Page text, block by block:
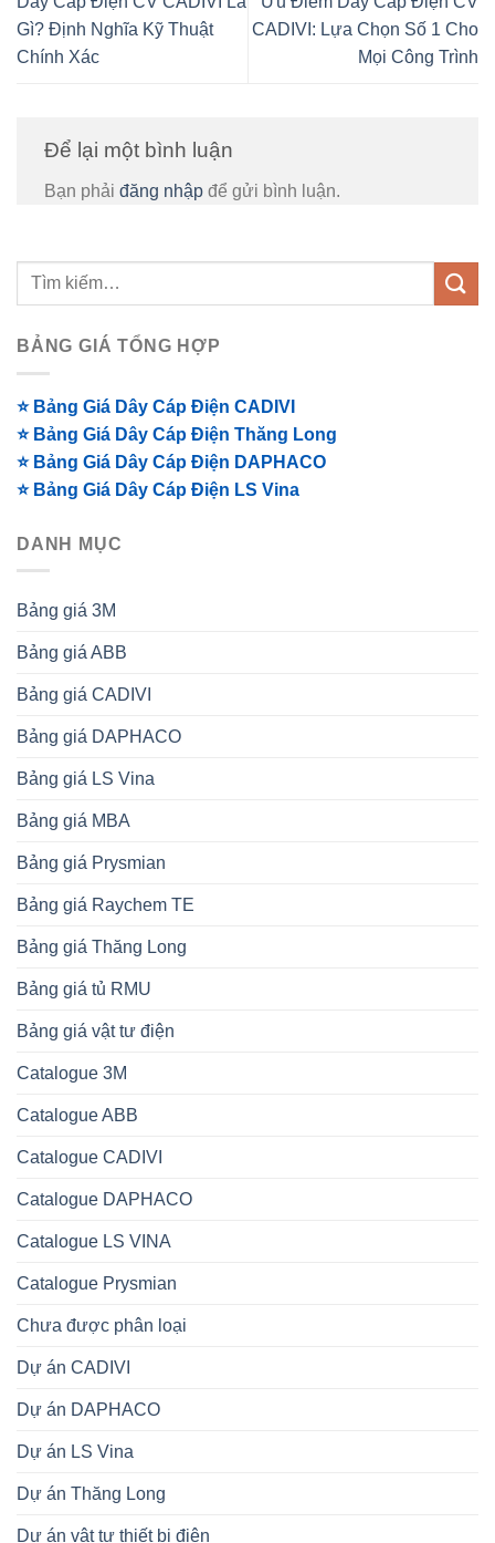
Gì? Định Nghĩa Kỹ Thuật
Chính Xác
CADIVI: Lựa Chọn Số 1 Cho
Mọi Công Trình
Để lại một bình luận
Bạn phải đăng nhập để gửi bình luận.
BẢNG GIÁ TỔNG HỢP
⭐ Bảng Giá Dây Cáp Điện CADIVI
⭐ Bảng Giá Dây Cáp Điện Thăng Long
⭐ Bảng Giá Dây Cáp Điện DAPHACO
⭐ Bảng Giá Dây Cáp Điện LS Vina
DANH MỤC
Bảng giá 3M
Bảng giá ABB
Bảng giá CADIVI
Bảng giá DAPHACO
Bảng giá LS Vina
Bảng giá MBA
Bảng giá Prysmian
Bảng giá Raychem TE
Bảng giá Thăng Long
Bảng giá tủ RMU
Bảng giá vật tư điện
Catalogue 3M
Catalogue ABB
Catalogue CADIVI
Catalogue DAPHACO
Catalogue LS VINA
Catalogue Prysmian
Chưa được phân loại
Dự án CADIVI
Dự án DAPHACO
Dự án LS Vina
Dự án Thăng Long
Dự án vật tư thiết bị điện